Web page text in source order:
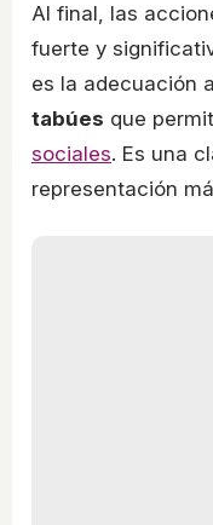
Al final, las
fuerte y
es la adecuación
tabúes que
sociales. Es una
representación